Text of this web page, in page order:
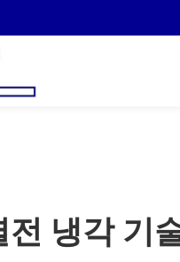
전 냉각 기